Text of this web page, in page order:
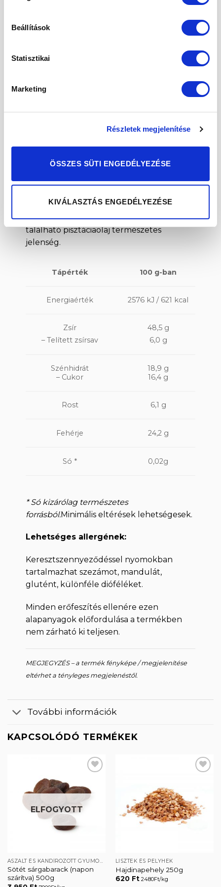
Beállítások
Statisztikai
Marketing
Részletek megjelenítése
ÖSSZES SÜTI ENGEDÉLYEZÉSE
KIVÁLASZTÁS ENGEDÉLYEZÉSE
hormonok szintézisének folyamatát, így
hormonrendszer megfelelő működését is.
Emellett a cink a nehézfémek ártalmas
általános detoxikáló szerepe is van.
Összetevők
100% héjazott, sótlan, pörkölt pisztácia
lezárt üvegben. Felbontás után 3
hónapon belül el kell fogyasztani.
További információk:A krém felületén
található pisztáciaolaj természetes
jelenség.
Tápérték 100 g-ban
Energiaérték 2576 kJ / 621 kcal
Zsír
– Telített zsírsav
48,5 g
6,0 g
Szénhidrát
– Cukor
18,9 g
16,4 g
Rost 6,1 g
Fehérje 24,2 g
Só * 0,02g
* Só kizárólag természetes
forrásból.Minimális eltérések lehetségesek.
Lehetséges allergének:
Keresztszennyeződéssel nyomokban
tartalmazhat szezámot, mandulát,
glutént, különféle dióféléket.
Minden erőfeszítés ellenére ezen
alapanyagok előfordulása a termékben
nem zárható ki teljesen.
MEGJEGYZÉS – a termék fényképe / megjelenítése
eltérhet a tényleges megjelenéstől.
További információk
KAPCSOLÓDÓ TERMÉKEK
Kedvencekhez
ELFOGYOTT
ASZALT ÉS KANDÍROZOTT GYÜMÖLCSÖK
Sötét sárgabarack (napon
szárítva) 500g
Kedvencekhez
LISZTEK ÉS PELYHEK
Hajdinapehely 250g
620 Ft2480Ft/kg